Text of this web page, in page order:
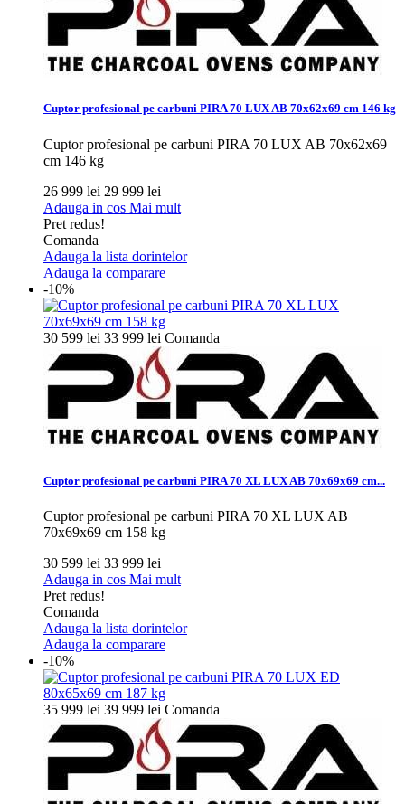
Cuptor profesional pe carbuni PIRA 70 LUX AB 70x62x69 cm 146 kg
Cuptor profesional pe carbuni PIRA 70 LUX AB 70x62x69
cm 146 kg
26 999 lei 29 999 lei
Adauga in cos Mai mult
Pret redus!
Comanda
Adauga la lista dorintelor
Adauga la comparare
-10%
30 599 lei 33 999 lei Comanda
Cuptor profesional pe carbuni PIRA 70 XL LUX AB 70x69x69 cm...
Cuptor profesional pe carbuni PIRA 70 XL LUX AB
70x69x69 cm 158 kg
30 599 lei 33 999 lei
Adauga in cos Mai mult
Pret redus!
Comanda
Adauga la lista dorintelor
Adauga la comparare
-10%
35 999 lei 39 999 lei Comanda